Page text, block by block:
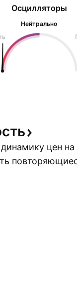
Осцилляторы
Нейтрально
цен